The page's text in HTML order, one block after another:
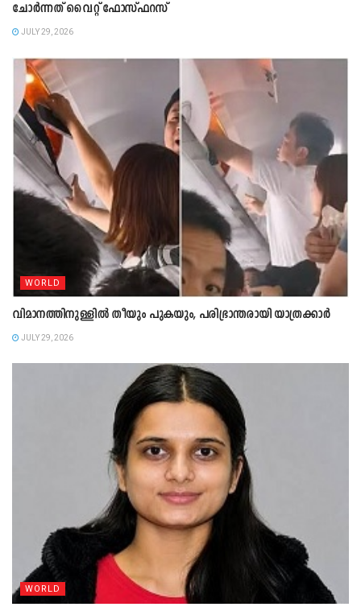
ചോർന്നത് വൈറ്റ് ഫോസ്ഫറസ്
JULY 29, 2026
WORLD
വിമാനത്തിനുള്ളിൽ തീയും പുകയും, പരിഭ്രാന്തരായി യാത്രക്കാർ
JULY 29, 2026
WORLD